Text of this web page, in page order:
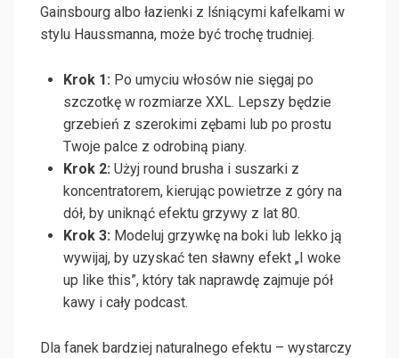
Gainsbourg albo łazienki z lśniącymi kafelkami w
stylu Haussmanna, może być trochę trudniej.
Krok 1: Po umyciu włosów nie sięgaj po
szczotkę w rozmiarze XXL. Lepszy będzie
grzebień z szerokimi zębami lub po prostu
Twoje palce z odrobiną piany.
Krok 2: Użyj round brusha i suszarki z
koncentratorem, kierując powietrze z góry na
dół, by uniknąć efektu grzywy z lat 80.
Krok 3: Modeluj grzywkę na boki lub lekko ją
wywijaj, by uzyskać ten sławny efekt „I woke
up like this”, który tak naprawdę zajmuje pół
kawy i cały podcast.
Dla fanek bardziej naturalnego efektu – wystarczy